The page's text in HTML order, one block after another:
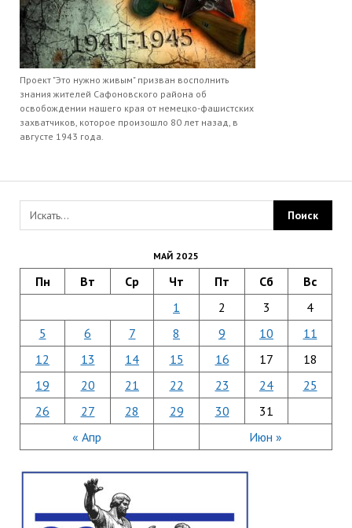
Проект "Это нужно живым" призван восполнить
знания жителей Сафоновского района об
освобождении нашего края от немецко-фашистских
захватчиков, которое произошло 80 лет назад, в
августе 1943 года.
МАЙ 2025
Пн Вт Ср Чт Пт Сб Вс
« Апр Июн »
1 2 3
4
5
6 7 8 9 10
11
12
13 14 15 16 17
18
19
20 21 22 23 24
25
26
27 28 29 30 31